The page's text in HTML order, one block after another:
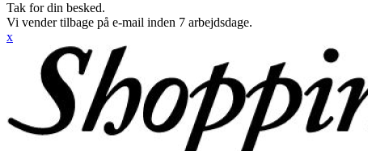
Tak for din besked.
Vi vender tilbage på e-mail inden 7 arbejdsdage.
x